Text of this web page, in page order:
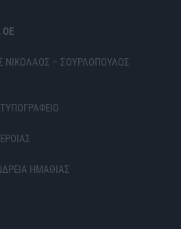
ΟΕ
ΝΙΚΟΛΑΟΣ – ΣΟΥΡΛΟΠΟΥΛΟΣ
ΗΜΑΘΙΑΣ